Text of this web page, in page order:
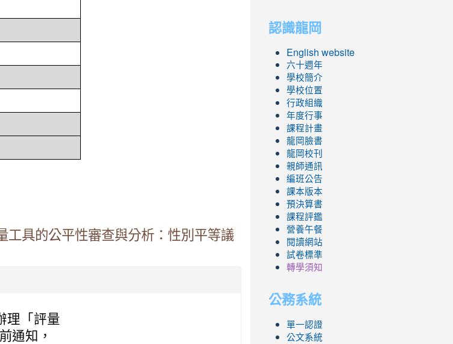
工具的公平性審查與分析：性別平等議
理「評量
通知，
認識龍岡
English website
六十週年
學校簡介
學校位置
行政組織
年度行事
課程計畫
龍岡臉書
龍岡校刊
親師通訊
編班公告
課本版本
預決算書
課程評鑑
營養午餐
閱讀網站
試卷標準
轉學須知
公務系統
單一認證
公文系統